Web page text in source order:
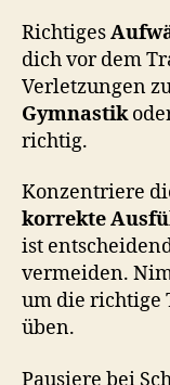
Richtiges
dich vor dem
Verletzungen
Gymnastik
richtig.
Konzentriere
korrekte
ist
vermeiden.
um die richtige
üben.